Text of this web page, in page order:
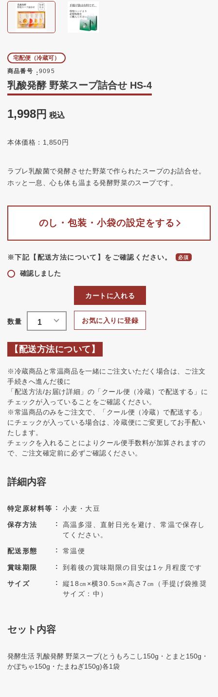
宅配便（冷蔵可）
商品番号
9095
乳酸発酵 野菜スープ詰合せ HS-4
1,998 税込
本体価格：1,850円
ラブレ乳酸菌で発酵させた野菜で作られたスープのお詰合せ。
ホッと一息、心も体も温まる発酵野菜のスープです。
のし・包装・小袋の設定をする
※下記【配送方法について】をご確認ください。
確認しました
お気に入りに登録
カートに入れる
【配送方法について】
※冷蔵商品と常温商品を一緒にご注文いただく場合は、ご注文
手続きへ進んだ後に
「配送方法/お届け詳細」の「クール便（冷蔵）で配送する」に
チェックが入っていることをご確認ください。
※常温商品のみをご注文で、「クール便（冷蔵）で配送する」
にチェックが入っている場合は、冷蔵便にご変更してお手配い
たします。
チェックを入れることによりクール便手数料が加算されますの
で、ご注文確定前に必ずご確認ください。
詳細内容
特定原材料等 小麦・大豆
保存方法
高温多湿、直射日光を避け、常温で保存し
てください。
配送形態 常温便
賞味期限 到着後の賞味期限の目安は1ヶ月程度です
サイズ
縦18㎝×横30.5㎝×高さ7㎝（手提げ袋推奨
サイズ：中）
セット内容
発酵生活 乳酸発酵 野菜スープ(とうもろこし150g・とまと150g・
かぼちゃ150g・たまねぎ150g)各1袋